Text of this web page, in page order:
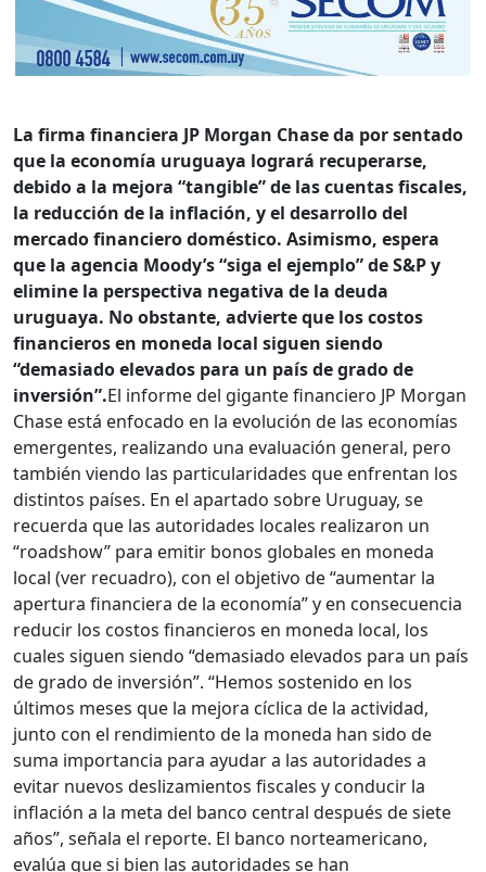
La firma financiera JP Morgan Chase da por sentado
que la economía uruguaya logrará recuperarse,
debido a la mejora “tangible” de las cuentas fiscales,
la reducción de la inflación, y el desarrollo del
mercado financiero doméstico. Asimismo, espera
que la agencia Moody’s “siga el ejemplo” de S&P y
elimine la perspectiva negativa de la deuda
uruguaya. No obstante, advierte que los costos
financieros en moneda local siguen siendo
“demasiado elevados para un país de grado de
inversión”.El informe del gigante financiero JP Morgan
Chase está enfocado en la evolución de las economías
emergentes, realizando una evaluación general, pero
también viendo las particularidades que enfrentan los
distintos países. En el apartado sobre Uruguay, se
recuerda que las autoridades locales realizaron un
“roadshow” para emitir bonos globales en moneda
local (ver recuadro), con el objetivo de “aumentar la
apertura financiera de la economía” y en consecuencia
reducir los costos financieros en moneda local, los
cuales siguen siendo “demasiado elevados para un país
de grado de inversión”. “Hemos sostenido en los
últimos meses que la mejora cíclica de la actividad,
junto con el rendimiento de la moneda han sido de
suma importancia para ayudar a las autoridades a
evitar nuevos deslizamientos fiscales y conducir la
inflación a la meta del banco central después de siete
años”, señala el reporte. El banco norteamericano,
evalúa que si bien las autoridades se han